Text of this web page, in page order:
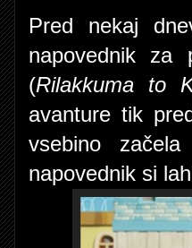
Pred nekaj
napovednik za
(Rilakkuma to
avanture tik
vsebino
napovednik si